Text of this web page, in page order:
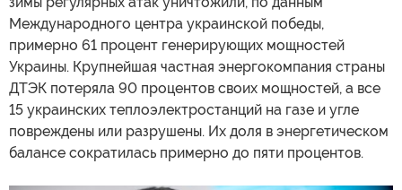
Международного центра украинской победы,
примерно 61 процент генерирующих мощностей
Украины. Крупнейшая частная энергокомпания страны
ДТЭК потеряла 90 процентов своих мощностей, а все
15 украинских теплоэлектростанций на газе и угле
повреждены или разрушены. Их доля в энергетическом
балансе сократилась примерно до пяти процентов.